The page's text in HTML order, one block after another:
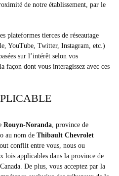
de notre établissement, par le
plateformes tierces de réseautage
YouTube, Twitter, Instagram, etc.)
sur l’intérêt selon vos
façon dont vous interagissez avec ces
Rouyn-Noranda, province de
au nom de Thibault Chevrolet
conflit entre vous, nous ou
lois applicables dans la province de
De plus, vous acceptez par la